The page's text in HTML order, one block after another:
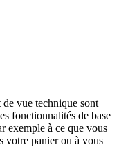
vue technique sont
fonctionnalités de base
exemple à ce que vous
votre panier ou à vous